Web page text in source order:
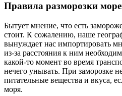
Правила разморозки
Бытует мнение, что есть
стоит. К сожалению, наше
вынуждает нас импортировать
из-за расстояния к ним
какой-то момент во время
нечего унывать. При заморозке
питательные вещества и вкуса,
моря.